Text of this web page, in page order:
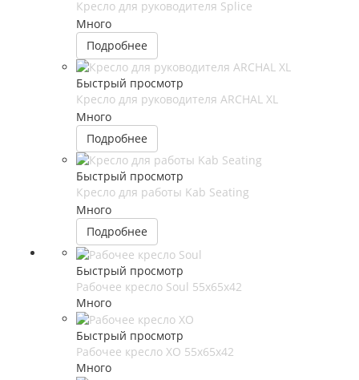
Кресло для руководителя Splice
Много
Подробнее
Быстрый просмотр
Кресло для руководителя ARCHAL XL
Много
Подробнее
Быстрый просмотр
Кресло для работы Kab Seating
Много
Подробнее
Быстрый просмотр
Рабочее кресло Soul 55x65x42
Много
Быстрый просмотр
Рабочее кресло XO 55x65x42
Много